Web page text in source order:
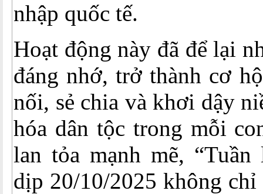
nhập quốc tế.
Hoạt động này đã để lại
đáng nhớ, trở thành cơ
nối, sẻ chia và khơi dậy
hóa dân tộc trong mỗi
lan tỏa mạnh mẽ,
dịp 20/10/2025 không chỉ